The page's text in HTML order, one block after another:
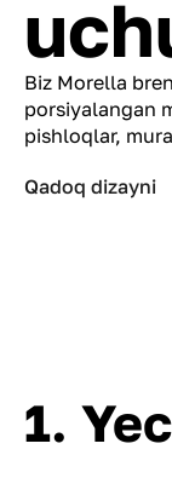
Biz Morella
porsiyalangan
pishloqlar,
Qadoq dizayni
1.